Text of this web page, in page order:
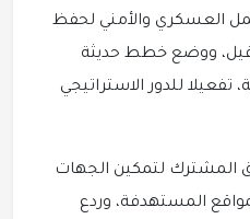
العسكري والأمني لحفظ
ووضع خطط حديثة
تفعيلا للدور الاستراتيجي
المشترك لتمكين الجهات
المستهدفة، وردع